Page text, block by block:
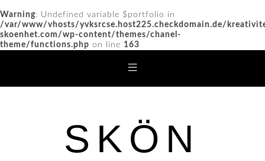
Warning: Undefined variable $portfolio in
/var/www/vhosts/yvksrcse.host225.checkdomain.de/
skoenhet.com/wp-content/themes/chanel-
theme/functions.php on line 163
SKÖN